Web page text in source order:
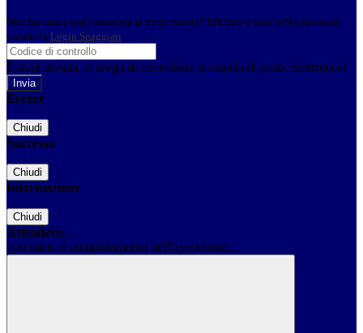
Non hai una e-mail associata al nome utente? Effettua il reset della password
tramite la Login Spaggiari
E-mail inviata, si prega di controllare la casella di posta elettronica!
Errore
Chiudi
Successo
Chiudi
Informazione
Chiudi
Attendere...
Attendere il completamento dell'operazione...